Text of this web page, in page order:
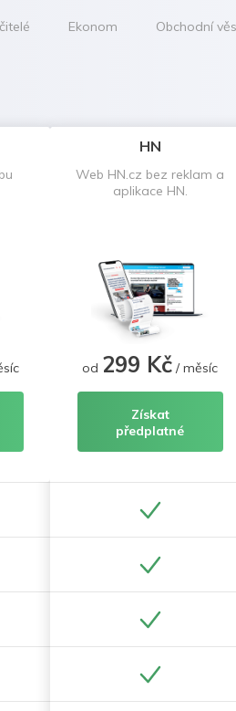
Ekonom Obchodní
HN
Web HN.cz bez reklam a
aplikace HN.
od 299 Kč / měsíc
Získat
předplatné